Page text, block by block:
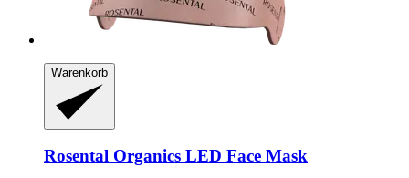
Warenkorb
Rosental Organics LED Face Mask